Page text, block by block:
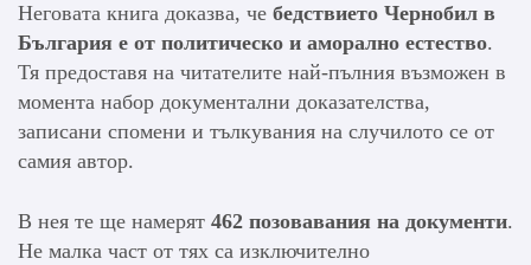
Неговата книга доказва, че бедствието Чернобил в
България е от политическо и аморално естество.
Тя предоставя на читателите най-пълния възможен в
момента набор документални доказателства,
записани спомени и тълкувания на случилото се от
самия автор.
В нея те ще намерят 462 позовавания на документи.
Не малка част от тях са изключително